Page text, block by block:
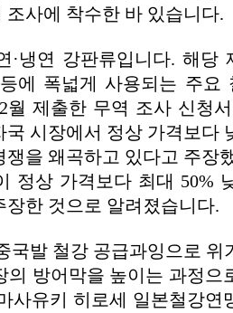
조사에 착수한 바 있습니다.
·냉연 강판류입니다. 해당
에 폭넓게 사용되는 주요
월 제출한 무역 조사 신청서
국 시장에서 정상 가격보다
쟁을 왜곡하고 있다고 주장
정상 가격보다 최대 50%
장한 것으로 알려졌습니다.
국발 철강 공급과잉으로 위
의 방어막을 높이는 과정으
사유키 히로세 일본철강연